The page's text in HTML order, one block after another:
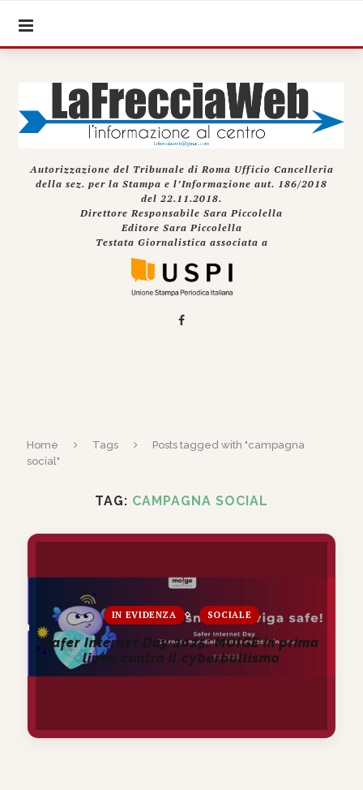
Autorizzazione del Tribunale di Roma Ufficio Cancelleria
della sez. per la Stampa e l’Informazione aut. 186/2018
del 22.11.2018.
Direttore Responsabile Sara Piccolella
Editore Sara Piccolella
Testata Giornalistica associata a
Home Tags
Posts tagged with "campagna
social"
TAG: CAMPAGNA SOCIAL
IN EVIDENZA SOCIALE
Safer Internet Day 2025: MOIGE in prima
linea contro il cyberbullismo